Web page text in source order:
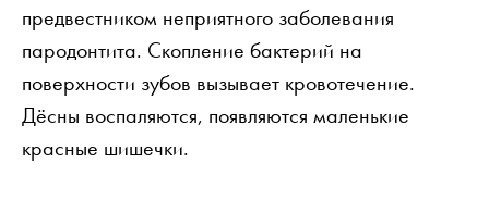
предвестником неприятного заболевания
пародонтита. Скопление бактерий на
поверхности зубов вызывает кровотечение.
Дёсны воспаляются, появляются маленькие
красные шишечки.